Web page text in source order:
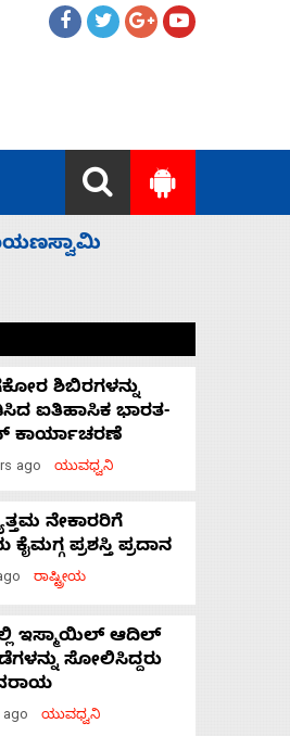
ವಿಜಯೇಂದ್ರ
ಶಿಬಿರಗಳನ್ನು
ಐತಿಹಾಸಿಕ ಭಾರತ-
ಕಾರ್ಯಾಚರಣೆ
ago ಯುವಧ್ವನಿ
ನೇಕಾರರಿಗೆ
ಕೈಮಗ್ಗ ಪ್ರಶಸ್ತಿ ಪ್ರದಾನ
ರಾಷ್ಟ್ರೀಯ
ಇಸ್ಮಾಯಿಲ್ ಆದಿಲ್
ಸೋಲಿಸಿದ್ದರು
ago ಯುವಧ್ವನಿ